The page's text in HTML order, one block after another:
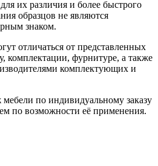
их различия и более быстрого
образцов не являются
знаком.
отличаться от представленных
комплектации, фурнитуре, а также
комплектующих и
по индивидуальному заказу
по возможности её применения.